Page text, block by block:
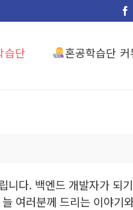
습단 혼공학습단 커
니다. 백엔드 개발자가 되
여러분께 드리는 이야기